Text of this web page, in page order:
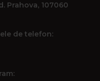
Prahova, 107060
de telefon: